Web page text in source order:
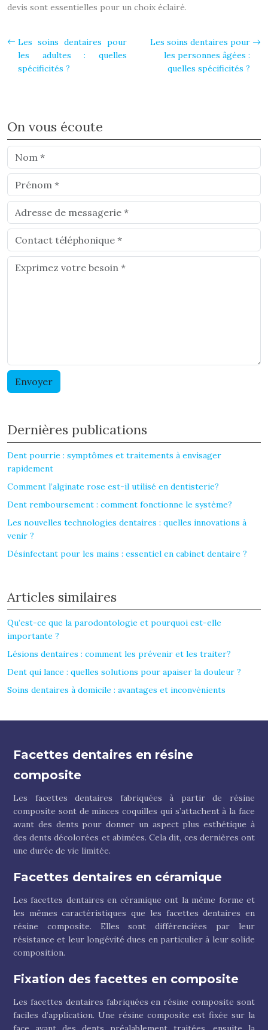
devis sont essentielles pour un choix éclairé.
Les soins dentaires pour
les adultes : quelles
spécificités ?
Les soins dentaires pour
les personnes âgées :
quelles spécificités ?
On vous écoute
Dernières publications
Dent pourrie : symptômes et traitements à envisager
rapidement
Comment l’alginate rose est-il utilisé en dentisterie?
Dent remboursement : comment fonctionne le système?
Les nouvelles technologies dentaires : quelles innovations à
venir ?
Désinfectant pour les mains : essentiel en cabinet dentaire ?
Articles similaires
Qu’est-ce que la parodontologie et pourquoi est-elle
importante ?
Lésions dentaires : comment les prévenir et les traiter?
Dent qui lance : quelles solutions pour apaiser la douleur ?
Soins dentaires à domicile : avantages et inconvénients
Facettes dentaires en résine
composite
Les facettes dentaires fabriquées à partir de résine
composite sont de minces coquilles qui s’attachent à la face
avant des dents pour donner un aspect plus esthétique à
des dents décolorées et abimées. Cela dit, ces dernières ont
une durée de vie limitée.
Facettes dentaires en céramique
Les facettes dentaires en céramique ont la même forme et
les mêmes caractéristiques que les facettes dentaires en
résine composite. Elles sont différenciées par leur
résistance et leur longévité dues en particulier à leur solide
composition.
Fixation des facettes en composite
Les facettes dentaires fabriquées en résine composite sont
faciles d’application. Une résine composite est fixée sur la